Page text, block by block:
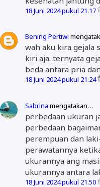
18 Juni 2024 pukul 21.17
Bening Pertiwi
wah aku kira gejala
kiri aja. ternyata
beda antara pria
18 Juni 2024 pukul 21.24
Sabrina mengatakan…
perbedaan ukuran
perbedaan
perempuan dan
perawatannya
ukurannya ang
ukurannya antara
18 Juni 2024 pukul 21.50